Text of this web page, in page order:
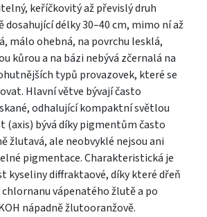
keříčkovitý až převislý druh
dosahující délky 30–40 cm, mimo ní až
málo ohebná, na povrchu lesklá,
kůrou a na bázi nebývá zčernalá na
typů provazovek, které se
Hlavní větve bývají často
odhalující kompaktní světlou
(axis) bývá díky pigmentům často
žlutavá, ale neobvyklé nejsou ani
pigmentace. Charakteristická je
kyseliny diffraktaové, díky které dřeň
vápenatého žlutě a po
nápadně žlutooranžově.